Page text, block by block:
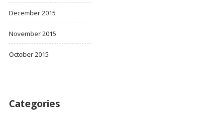
December 2015
November 2015
October 2015
Categories